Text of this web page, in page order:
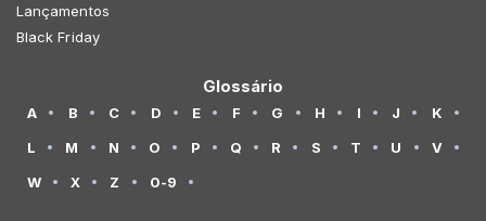
Lançamentos
Black Friday
Glossário
A B C D E F G H I J
K
L
M N O P Q R S T U
V
W
X Z 0-9